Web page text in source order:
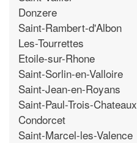
Donzere
Saint-Rambert-d'Albon
Les-Tourrettes
Etoile-sur-Rhone
Saint-Sorlin-en-Valloire
Saint-Jean-en-Royans
Saint-Paul-Trois-Chateaux
Condorcet
Saint-Marcel-les-Valence